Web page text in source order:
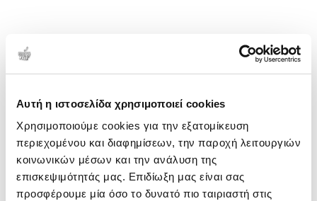
Αυτή η ιστοσελίδα χρησιμοποιεί cookies
Χρησιμοποιούμε cookies για την εξατομίκευση
περιεχομένου και διαφημίσεων, την παροχή λειτουργιών
κοινωνικών μέσων και την ανάλυση της
επισκεψιμότητάς μας. Επιδίωξη μας είναι σας
προσφέρουμε μία όσο το δυνατό πιο ταιριαστή στις